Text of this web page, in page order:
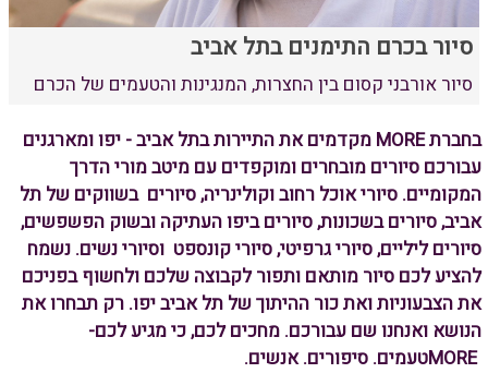
סיור בכרם התימנים בתל אביב
סיור אורבני קסום בין החצרות, המנגינות והטעמים של הכרם
בחברתMORE מקדמים את התיירות בתל אביב - יפו ומארגנים
עבורכם סיורים מובחרים ומוקפדים עם מיטב מורי הדרך
המקומיים. סיורי אוכל רחוב וקולינריה, סיורים בשווקים של תל
אביב, סיורים בשכונות, סיורים ביפו העתיקה ובשוק הפשפשים,
סיורים ליליים, סיורי גרפיטי, סיורי קונספט וסיורי נשים. נשמח
להציע לכם סיור מותאם ותפור לקבוצה שלכם ולחשוף בפניכם
את הצבעוניות ואת כור ההיתוך של תל אביב יפו. רק תבחרו את
הנושא ואנחנו שם עבורכם. מחכים לכם, כי מגיע לכם-
MOREטעמים. סיפורים.אנשים.